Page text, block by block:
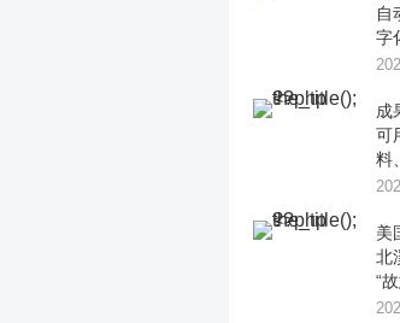
自
字
成
可
料
美
北
“